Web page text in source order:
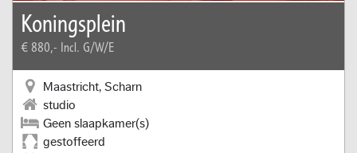
Koningsplein
€ 880,- Incl. G/W/E
Maastricht, Scharn
studio
Geen slaapkamer(s)
gestoffeerd